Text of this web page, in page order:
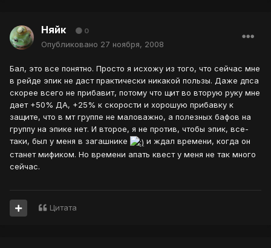
Няйк 0
Опубликовано 27 ноября, 2008
Бал, это все понятно. Просто я исхожу из того, что сейчас мне
в рейде эпик не даст практически никакой пользы. Даже дпса
скорее всего не прибавит, потому что щит во вторую руку мне
дает +50% ДА, +25% к скорости и хорошую прибавку к
защите, что в мт группе не маловажно, а полезных бафов на
группу на эпике нет. И второе, я не против, чтобы эпик, все-
таки, был у меня в загашнике
и ждал времени, когда он
станет мификом. Но времени апать квест у меня не так много
сейчас.
Цитата